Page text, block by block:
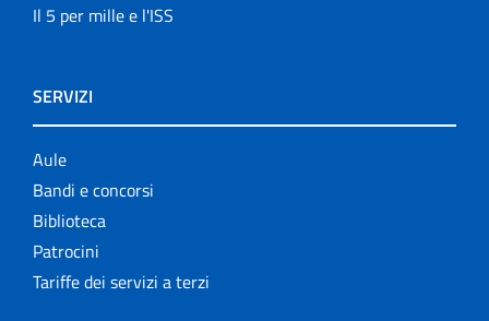
Il 5 per mille e l'ISS
SERVIZI
Aule
Bandi e concorsi
Biblioteca
Patrocini
Tariffe dei servizi a terzi